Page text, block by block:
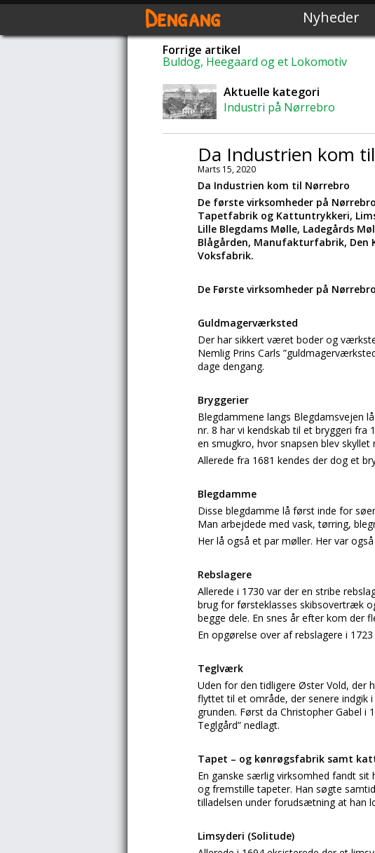
Dengang Nyheder
Forrige artikel
Buldog, Heegaard og et Lokomotiv
Aktuelle kategori
Industri på Nørrebro
Da Industrien kom
Marts 15, 2020
Da Industrien kom til Nørrebro
De første virksomheder på
Tapetfabrik og Kattuntrykkeri,
Lille Blegdams Mølle, Ladegårds
Blågården, Manufakturfabrik, Den
Voksfabrik.
De Første virksomheder på Nørrebro
Guldmagerværksted
Der har sikkert været boder og
Nemlig Prins Carls
dage dengang.
Bryggerier
Blegdammene langs Blegdamsvejen
nr. 8 har vi kendskab til et bryggeri fra
en smugkro, hvor snapsen blev
Allerede fra 1681 kendes der dog et
Blegdamme
Disse blegdamme lå først inde for
Man arbejdede med vask, tørring,
Her lå også et par møller. Her var
Rebslagere
Allerede i 1730 var der en stribe
brug for førsteklasses skibsovertræk
begge dele. En snes år efter kom der
En opgørelse over af rebslagere i
Teglværk
Uden for den tidligere Øster Vold, der
flyttet til et område, der senere indgik
grunden. Først da Christopher Gabel i
Teglgård” nedlagt.
Tapet – og kønrøgsfabrik samt
En ganske særlig virksomhed fandt sit
og fremstille tapeter. Han søgte
tilladelsen under forudsætning at han
Limsyderi (Solitude)